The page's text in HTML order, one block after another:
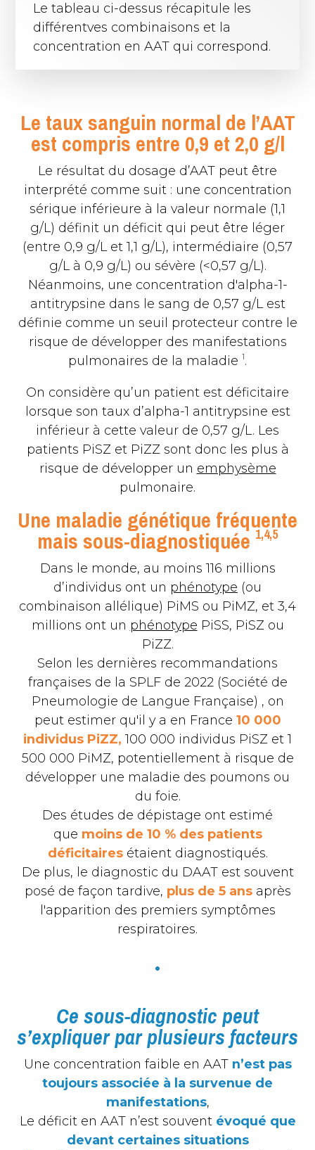
Le tableau ci-dessus récapitule les
différentves combinaisons et la
concentration en AAT qui correspond.
Le taux sanguin normal de l’AAT
est compris entre 0,9 et 2,0 g/l
Le résultat du dosage d’AAT peut être
interprété comme suit : une concentration
sérique inférieure à la valeur normale (1,1
g/L) définit un déficit qui peut être léger
(entre 0,9 g/L et 1,1 g/L), intermédiaire (0,57
g/L à 0,9 g/L) ou sévère (<0,57 g/L).
Néanmoins, une concentration d'alpha-1-
antitrypsine dans le sang de 0,57 g/L est
définie comme un seuil protecteur contre le
risque de développer des manifestations
pulmonaires de la maladie 1.
On considère qu’un patient est déficitaire
lorsque son taux d’alpha-1 antitrypsine est
inférieur à cette valeur de 0,57 g/L. Les
patients PiSZ et PiZZ sont donc les plus à
risque de développer un emphysème
pulmonaire.
Une maladie génétique fréquente
mais sous-diagnostiquée 1,4,5
Dans le monde, au moins 116 millions
d’individus ont un phénotype (ou
combinaison allélique) PiMS ou PiMZ, et 3,4
millions ont un phénotype PiSS, PiSZ ou
PiZZ.
Selon les dernières recommandations
françaises de la SPLF de 2022 (Société de
Pneumologie de Langue Française) , on
peut estimer qu'il y a en France 10 000
individus PiZZ, 100 000 individus PiSZ et 1
500 000 PiMZ, potentiellement à risque de
développer une maladie des poumons ou
du foie.
Des études de dépistage ont estimé
que moins de 10 % des patients
déficitairesétaient diagnostiqués.
De plus, le diagnostic du DAAT est souvent
posé de façon tardive, plus de 5 ansaprès
l'apparition des premiers symptômes
respiratoires.
•
Ce sous-diagnostic peut
s’expliquer par plusieurs facteurs
Une concentration faible en AAT n’est pas
toujours associée à la survenue de
manifestations,
Le déficit en AAT n’est souvent évoqué que
devant certaines situations